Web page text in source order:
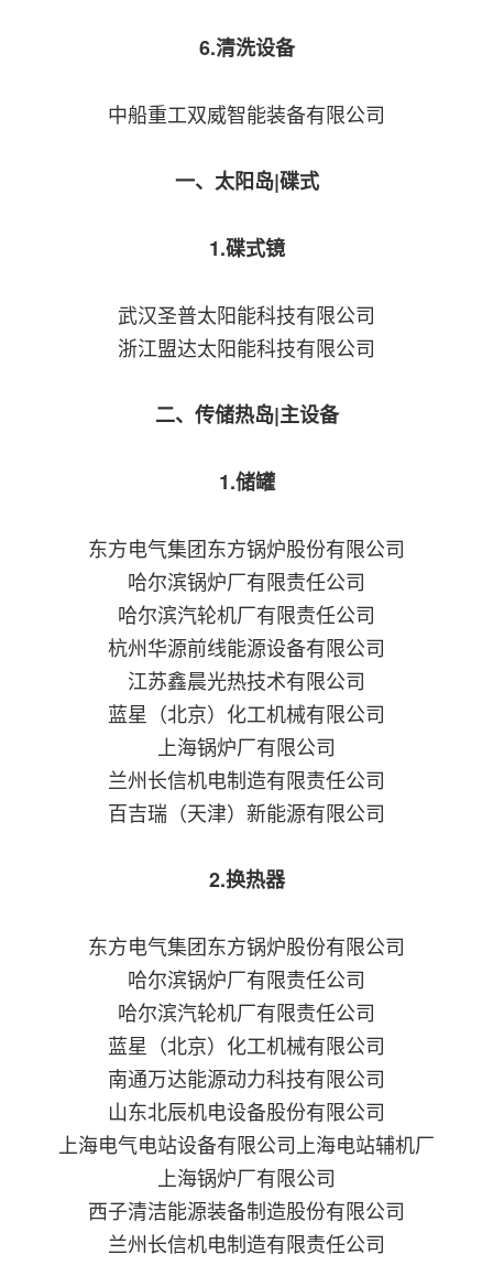
6.清洗设备
中船重工双威智能装备有限公司
一、太阳岛|碟式
1.碟式镜
武汉圣普太阳能科技有限公司
浙江盟达太阳能科技有限公司
二、传储热岛|主设备
1.储罐
东方电气集团东方锅炉股份有限公司
哈尔滨锅炉厂有限责任公司
哈尔滨汽轮机厂有限责任公司
杭州华源前线能源设备有限公司
江苏鑫晨光热技术有限公司
蓝星（北京）化工机械有限公司
上海锅炉厂有限公司
兰州长信机电制造有限责任公司
百吉瑞（天津）新能源有限公司
2.换热器
东方电气集团东方锅炉股份有限公司
哈尔滨锅炉厂有限责任公司
哈尔滨汽轮机厂有限责任公司
蓝星（北京）化工机械有限公司
南通万达能源动力科技有限公司
山东北辰机电设备股份有限公司
上海电气电站设备有限公司上海电站辅机厂
上海锅炉厂有限公司
西子清洁能源装备制造股份有限公司
兰州长信机电制造有限责任公司